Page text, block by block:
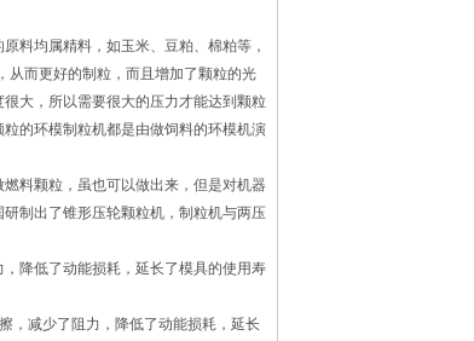
料均属精料，如玉米、豆粕、棉粕等，
从而更好的制粒，而且增加了颗粒的光
大，所以需要很大的压力才能达到颗粒
的环模制粒机都是由做饲料的环模机演
料颗粒，虽也可以做出来，但是对机器
制出了锥形压轮颗粒机，制粒机与两压
降低了动能损耗，延长了模具的使用寿
减少了阻力，降低了动能损耗，延长